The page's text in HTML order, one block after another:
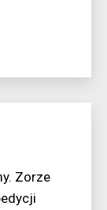
Zorze